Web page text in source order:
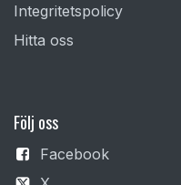
Integritetspolicy
Hitta oss
Följ oss
Facebook